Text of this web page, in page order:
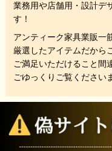
業務用や店舗用・設計デ
す！
アンティーク家具業販一
厳選したアイテムだから
ご満足いただけること間
ごゆっくりご覧ください